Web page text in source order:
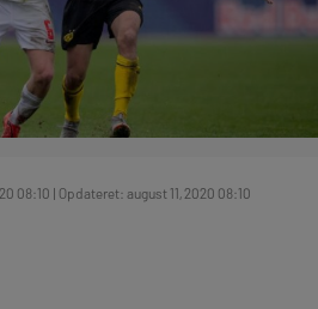
08:10 | Opdateret: august 11, 2020 08:10